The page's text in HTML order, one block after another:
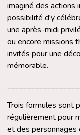
imaginé des actions
possibilité d'y
une après-midi
ou encore missions
invités pour une
mémorable.
Trois formules sont
régulièrement pour
et des personnages